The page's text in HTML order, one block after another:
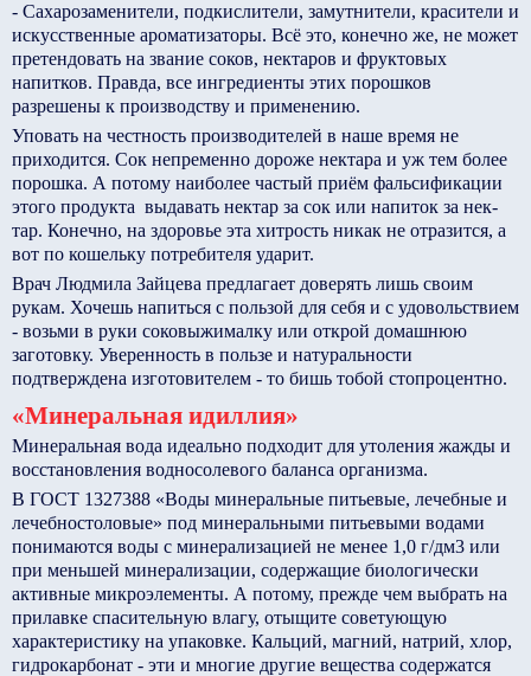
- Сахарозаменители, подкислители, замутнители, красители и
искусственные ароматизаторы. Всё это, конечно же, не может
претендовать на звание соков, нектаров и фруктовых
напитков. Правда, все ингредиенты этих порошков
разрешены к производству и применению.
Уповать на честность производителей в наше время не
приходится. Сок непременно дороже нектара и уж тем более
порошка. А потому наиболее частый приём фальсификации
этого продукта ­ выдавать нек­тар за сок или напиток за нек­
тар. Конечно, на здоровье эта хитрость никак не отразится, а
вот по кошельку потребителя ударит.
Врач Людмила Зайцева предлагает доверять лишь своим
рукам. Хочешь напиться с пользой для себя и с удовольствием
- возьми в руки соковыжималку или открой домашнюю
заготовку. Уверенность в пользе и натуральности
подтверждена изготовителем - то бишь тобой стопроцентно.
«Минеральная идиллия»
Минеральная вода идеально подходит для утоления жажды и
восстановления водно­солевого баланса организма.
В ГОСТ 13273­88 «Воды минеральные питьевые, лечебные и
лечебно­столовые» под минеральными питьевыми водами
понимаются воды с минерализацией не менее 1,0 г/дм3 или
при меньшей минерализации, содержащие биологически
активные микроэлементы. А потому, прежде чем выбрать на
прилавке спасительную влагу, отыщите советующую
характеристику на упаковке. Кальций, магний, натрий, хлор,
гидрокарбонат - эти и многие другие вещества содержатся